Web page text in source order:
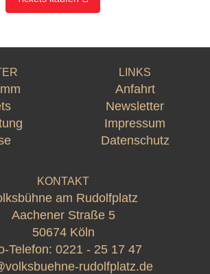
LINKS
Anfahrt
Newsletter
Impressum
Datenschutz
KONTAKT
am Rudolfplatz
Aachener Straße 5
50674 Köln
Telefon: 0221 - 25 17 47
rudolfplatz.de